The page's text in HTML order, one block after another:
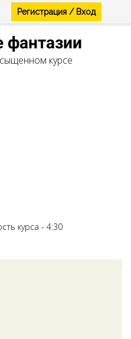
Регистрация / Вход
фантазии
курсе
курса - 4:30